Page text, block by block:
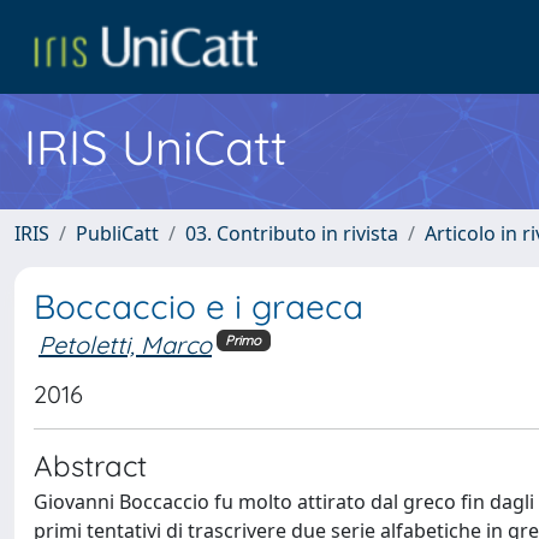
IRIS UniCatt
IRIS PubliCatt 03. Contributo in rivista Articolo in
Boccaccio e i graeca
Petoletti, Marco Primo
2016
Abstract
Giovanni Boccaccio fu molto attirato dal greco fin
primi tentativi di trascrivere due serie alfabetiche in